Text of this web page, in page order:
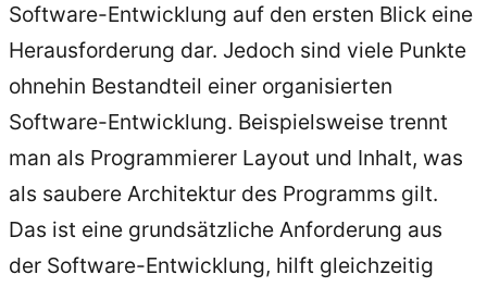
Software-Entwicklung auf den ersten Blick eine
Herausforderung dar. Jedoch sind viele Punkte
ohnehin Bestandteil einer organisierten
Software-Entwicklung. Beispielsweise trennt
man als Programmierer Layout und Inhalt, was
als saubere Architektur des Programms gilt.
Das ist eine grundsätzliche Anforderung aus
der Software-Entwicklung, hilft gleichzeitig